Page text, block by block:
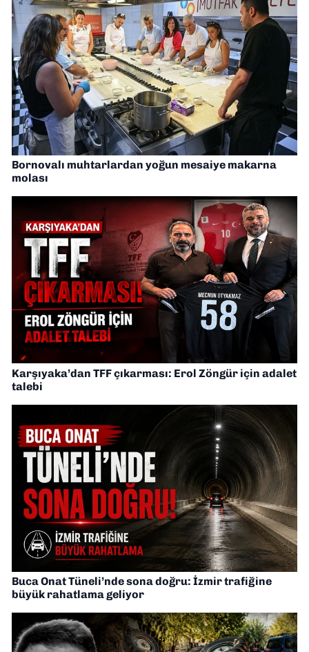
Bornovalı muhtarlardan yoğun mesaiye makarna
molası
Karşıyaka’dan TFF çıkarması: Erol Zöngür için adalet
talebi
Buca Onat Tüneli’nde sona doğru: İzmir trafiğine
büyük rahatlama geliyor